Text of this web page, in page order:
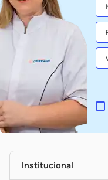
Institucional